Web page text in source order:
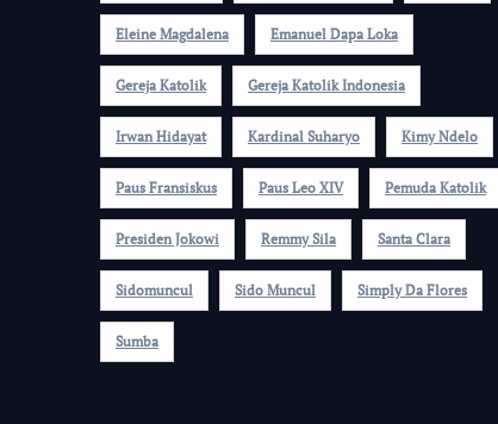
Eleine Magdalena Emanuel Dapa Loka
Gereja Katolik Gereja Katolik Indonesia
Irwan Hidayat Kardinal Suharyo Kimy Ndelo
Paus Fransiskus Paus Leo XIV Pemuda Katolik
Presiden Jokowi Remmy Sila Santa Clara
Sidomuncul Sido Muncul Simply Da Flores
Sumba